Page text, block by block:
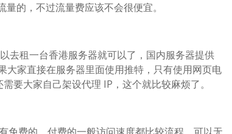
的，不过流量费应该不会很便宜。
去租一台香港服务器就可以了，国内服务器提供
大家直接在服务器里面使用推特，只有使用网页电
要大家自己架设代理 IP，这个就比较麻烦了。